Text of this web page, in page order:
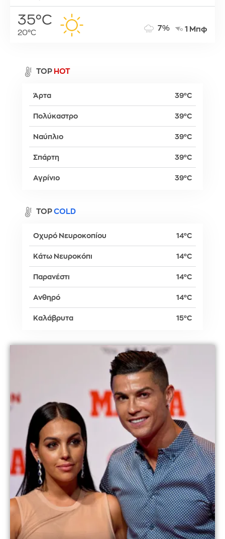
35°C
20°C
7% 1 Μπφ
TOP HOT
Άρτα 39°C
Πολύκαστρο 39°C
Ναύπλιο 39°C
Σπάρτη 39°C
Αγρίνιο 39°C
TOP COLD
Οχυρό Νευροκοπίου 14°C
Κάτω Νευροκόπι 14°C
Παρανέστι 14°C
Ανθηρό 14°C
Καλάβρυτα 15°C